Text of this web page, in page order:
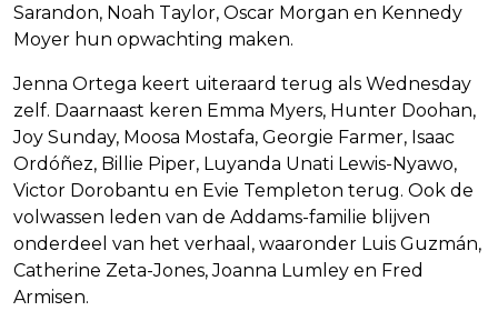
Sarandon, Noah Taylor, Oscar Morgan en Kennedy
Moyer hun opwachting maken.
Jenna Ortega keert uiteraard terug als Wednesday
zelf. Daarnaast keren Emma Myers, Hunter Doohan,
Joy Sunday, Moosa Mostafa, Georgie Farmer, Isaac
Ordóñez, Billie Piper, Luyanda Unati Lewis-Nyawo,
Victor Dorobantu en Evie Templeton terug. Ook de
volwassen leden van de Addams-familie blijven
onderdeel van het verhaal, waaronder Luis Guzmán,
Catherine Zeta-Jones, Joanna Lumley en Fred
Armisen.